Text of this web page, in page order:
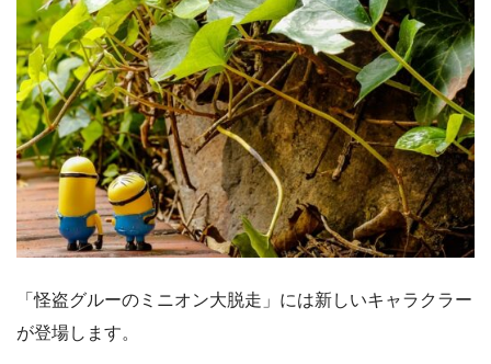
「怪盗グルーのミニオン大脱走」には新しいキャラクラー
が登場します。